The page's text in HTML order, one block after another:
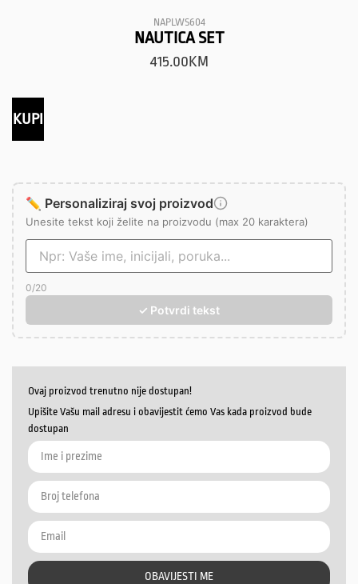
NAPLWS604
NAUTICA SET
415.00KM
KUPI
✏️ Personaliziraj svoj proizvod
Unesite tekst koji želite na proizvodu (max 20 karaktera)
0/20
✓ Potvrdi tekst
Ovaj proizvod trenutno nije dostupan!
Upišite Vašu mail adresu i obavijestit ćemo Vas kada proizvod bude
dostupan
OBAVIJESTI ME